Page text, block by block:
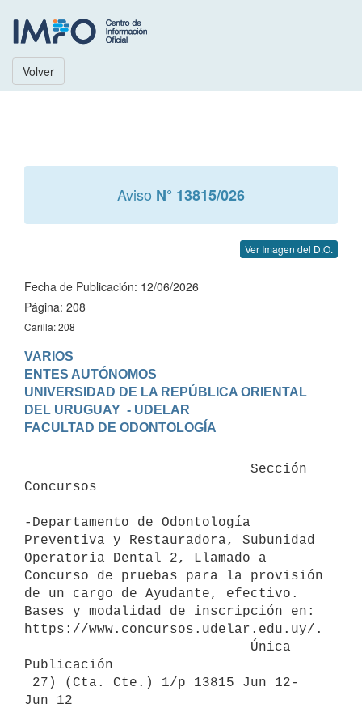
Volver
Aviso N° 13815/026
Ver Imagen del D.O.
Fecha de Publicación: 12/06/2026
Página: 208
Carilla: 208
VARIOS
ENTES AUTÓNOMOS
UNIVERSIDAD DE LA REPÚBLICA ORIENTAL
DEL URUGUAY  - UDELAR
Concursos
-Departamento de Odontología
Preventiva y Restauradora, Subunidad
Operatoria Dental 2, Llamado a
Concurso de pruebas para la provisión
de un cargo de Ayudante, efectivo.
Bases y modalidad de inscripción en:
https://www.concursos.udelar.edu.uy/.
Publicación